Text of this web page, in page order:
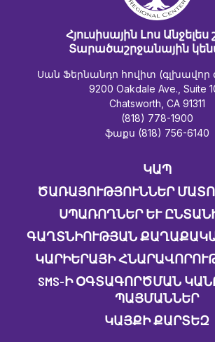
Հյուսիսային Լոս Անջելես
Տարածաշրջանային
Սան Ֆերնանդո հովիտ (գլխավոր
9200 Oakdale Ave., Suite
Chatsworth, CA 91311
(818) 778-1900
ֆաքս (818) 756-6140
ԿԱՊ
ԾԱՌԱՅՈՒԹՅՈՒՆՆԵՐ
ՍՊԱՌՈՂՆԵՐ ԵՒ
ԳԱՂՏՆԻՈՒԹՅԱՆ
ԿԱՐԻԵՐԱՅԻ
SMS-Ի ՕԳՏԱԳՈՐԾՄԱՆ
ԱՅՄԱՆՆԵՐ
ԿԱՅՔԻ ՔԱՐՏԵԶ